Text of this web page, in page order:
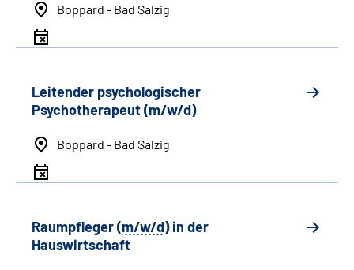
Boppard - Bad Salzig
Leitender psychologischer
Psychotherapeut (m/w/d)
Boppard - Bad Salzig
Raumpfleger (m/w/d) in der
Hauswirtschaft